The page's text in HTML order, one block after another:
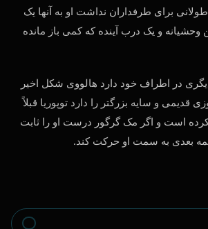
برای طرفداران نداشت او به آنها یک
وحشیانه و یک درب آینده که کمی باز مانده
دیگری در اطراف خود دارد هالووی شکل اخیر
قدیمی و سایه بزرگتر را دارد توپوریا قبلاً
است و اگر مک گرگور درست او را ثابت
بعدی به سمت او حرکت کند.